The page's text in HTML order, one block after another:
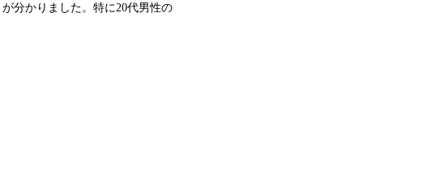
分かりました。特に20代男性の